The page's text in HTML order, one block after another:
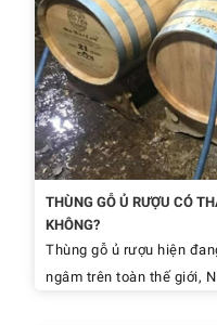
THÙNG GỖ Ủ RƯỢU CÓ
KHÔNG?
Thùng gỗ ủ rượu hiện
ngâm trên toàn thế giới,